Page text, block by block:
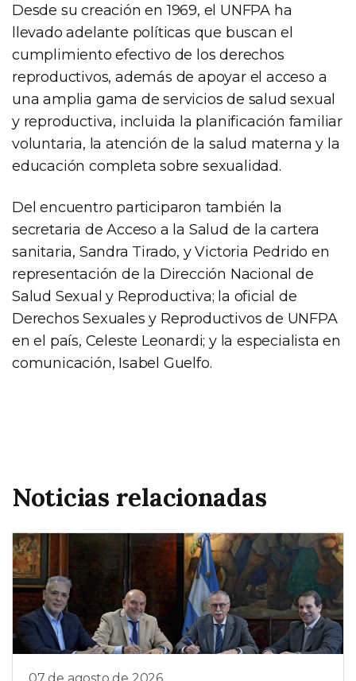
Desde su creación en 1969, el UNFPA ha
llevado adelante políticas que buscan el
cumplimiento efectivo de los derechos
reproductivos, además de apoyar el acceso a
una amplia gama de servicios de salud sexual
y reproductiva, incluida la planificación familiar
voluntaria, la atención de la salud materna y la
educación completa sobre sexualidad.
Del encuentro participaron también la
secretaria de Acceso a la Salud de la cartera
sanitaria, Sandra Tirado, y Victoria Pedrido en
representación de la Dirección Nacional de
Salud Sexual y Reproductiva; la oficial de
Derechos Sexuales y Reproductivos de UNFPA
en el país, Celeste Leonardi; y la especialista en
comunicación, Isabel Guelfo.
Noticias relacionadas